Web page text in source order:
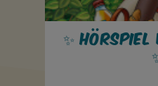
✨